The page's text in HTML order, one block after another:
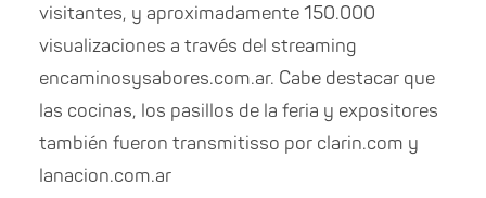
visitantes, y aproximadamente 150.000
visualizaciones a través del streaming
encaminosysabores.com.ar. Cabe destacar que
las cocinas, los pasillos de la feria y expositores
también fueron transmitisso por clarin.com y
lanacion.com.ar